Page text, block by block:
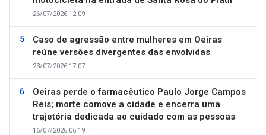
26/07/2026 12:09
Caso de agressão entre mulheres em Oeiras
reúne versões divergentes das envolvidas
23/07/2026 17:07
Oeiras perde o farmacêutico Paulo Jorge Campos
Reis; morte comove a cidade e encerra uma
trajetória dedicada ao cuidado com as pessoas
16/07/2026 06:19